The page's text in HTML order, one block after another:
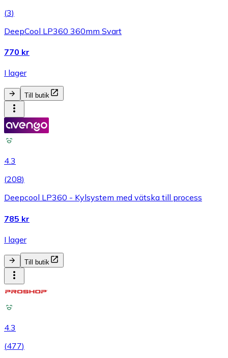
(3)
DeepCool LP360 360mm Svart
770 kr
I lager
Till butik
4.3
(208)
Deepcool LP360 - Kylsystem med vätska till process
785 kr
I lager
Till butik
4.3
(477)